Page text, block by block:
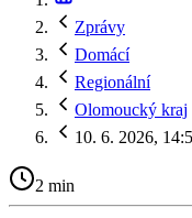
Zprávy
Domácí
Regionální
Olomoucký kraj
10. 6. 2026,
2 min